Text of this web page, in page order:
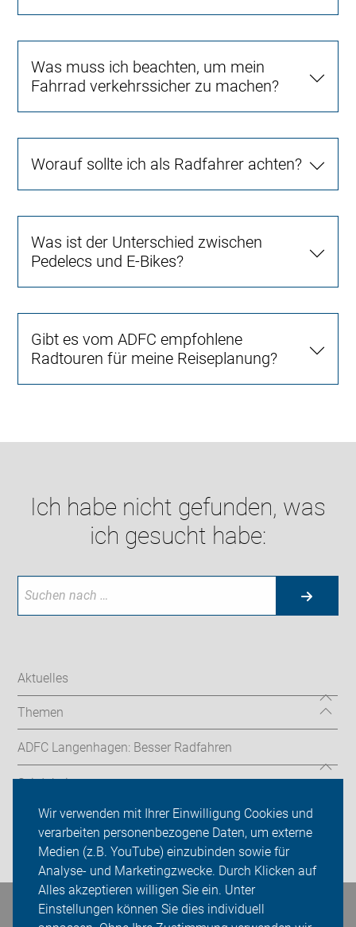
Wir verwenden mit Ihrer Einwilligung Cookies und
verarbeiten personenbezogene Daten, um externe
Medien (z.B. YouTube) einzubinden sowie für
Analyse- und Marketingzwecke. Durch Klicken auf
Alles akzeptieren willigen Sie ein. Unter
Einstellungen können Sie dies individuell
Was muss ich beachten, um mein
Fahrrad verkehrssicher zu machen?
Worauf sollte ich als Radfahrer achten?
Was ist der Unterschied zwischen
Pedelecs und E-Bikes?
Gibt es vom ADFC empfohlene
Radtouren für meine Reiseplanung?
Ich habe nicht gefunden, was
ich gesucht habe:
Aktuelles
Themen
ADFC Langenhagen: Besser Radfahren
Sei dabei
Presse
Login
Bleiben Sie in Kontakt